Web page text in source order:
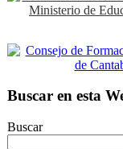
Buscar en esta
Buscar